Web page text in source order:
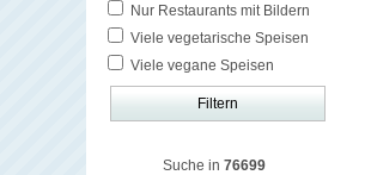
Nur Restaurants mit Bildern
Viele vegetarische Speisen
Viele vegane Speisen
Suche in 76699